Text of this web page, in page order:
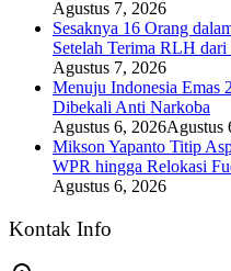
Agustus 7, 2026
Sesaknya 16 Orang
Setelah Terima RLH
Agustus 7, 2026
Menuju Indonesia Emas
Dibekali Anti Narkoba
Agustus 6, 2026Agustus
Mikson Yapanto Titip
WPR hingga Relokasi
Agustus 6, 2026
Kontak Info